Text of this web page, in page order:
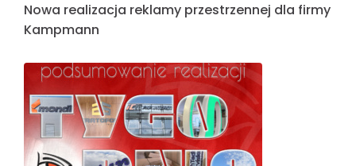
Nowa realizacja reklamy przestrzennej dla firmy
Kampmann